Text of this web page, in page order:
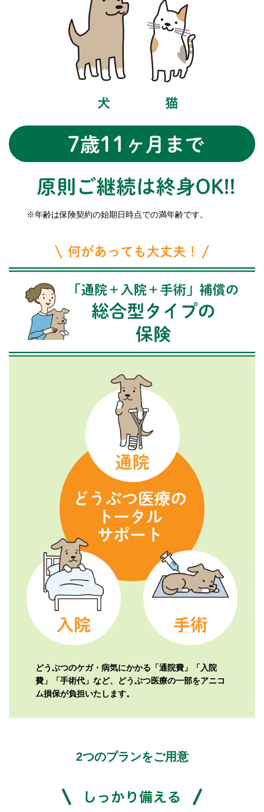
※年齢は保険契約の始期日時点での満年齢です。
どうぶつのケガ・病気にかかる「通院費」「入院
費」「手術代」など、
どうぶつ医療の一部をアニコ
ム損保が負担いたします。
2つのプランをご用意